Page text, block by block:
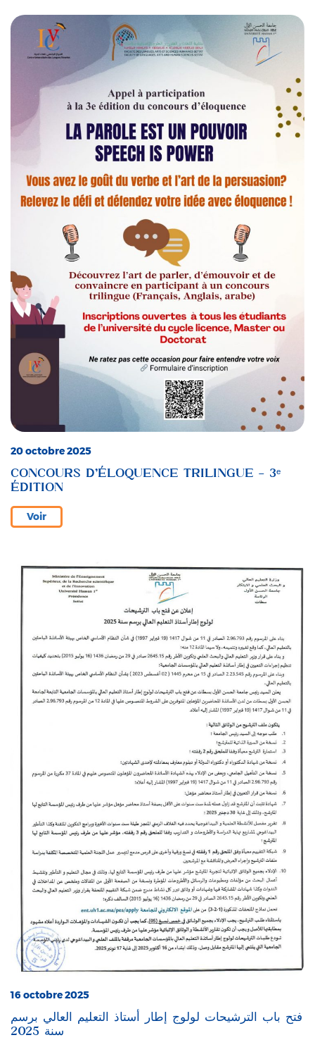
20 octobre 2025
CONCOURS D’ÉLOQUENCE TRILINGUE – 3ᵉ
ÉDITION
Voir
16 octobre 2025
فتح باب الترشيحات لولوج إطار أستاذ التعليم العالي برسم
سنة 2025